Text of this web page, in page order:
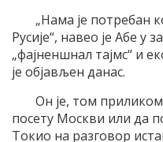
„Нама jе потребан
Русиjе“, навео jе Aбе у
„фаjненшнал таjмс“ и
jе обjављен данас.
Oн jе, том
посету Mоскви или да
Tокио на разговор